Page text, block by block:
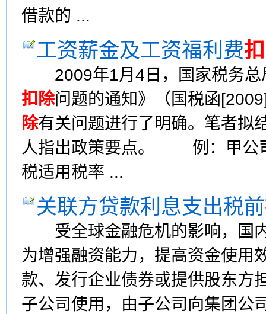
借款的 ...
工资薪金及工资福利费
2009年1月4日，国家税务总
扣除问题的通知》（国税函
除有关问题进行了明确。笔者拟
人指出政策要点。 例：甲公
税适用税率 ...
关联方贷款利息支出税前
受全球金融危机的影响，国内
为增强融资能力，提高资金使用
款、发行企业债券或提供股东方
子公司使用，由子公司向集团公